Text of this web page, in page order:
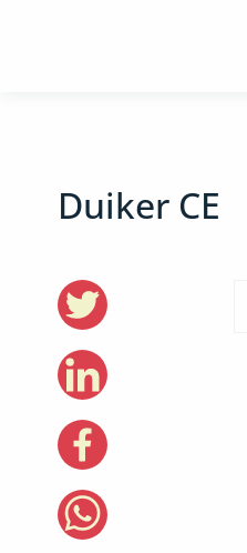
Duiker CE